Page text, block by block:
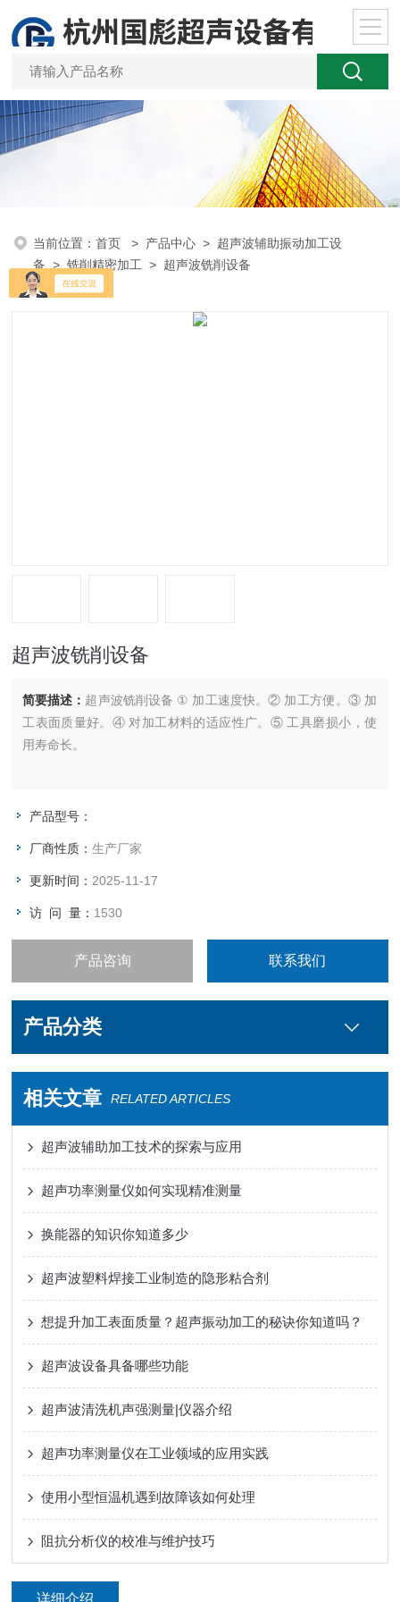
当前位置：首页 > 产品中心 > 超声波辅助振动加工设
备 >铣削精密加工 > 超声波铣削设备
超声波铣削设备
简要描述： 超声波铣削设备 ① 加工速度快。② 加工方便。③ 加
工表面质量好。④ 对加工材料的适应性广。⑤ 工具磨损小，使
用寿命长。
产品型号：
厂商性质：生产厂家
更新时间： 2025-11-17
访 问 量： 1530
产品咨询 联系我们
产品分类
相关文章 RELATED ARTICLES
超声波辅助加工技术的探索与应用
超声功率测量仪如何实现精准测量
换能器的知识你知道多少
超声波塑料焊接工业制造的隐形粘合剂
想提升加工表面质量？超声振动加工的秘诀你知道吗？
超声波设备具备哪些功能
超声波清洗机声强测量|仪器介绍
超声功率测量仪在工业领域的应用实践
使用小型恒温机遇到故障该如何处理
阻抗分析仪的校准与维护技巧
详细介绍